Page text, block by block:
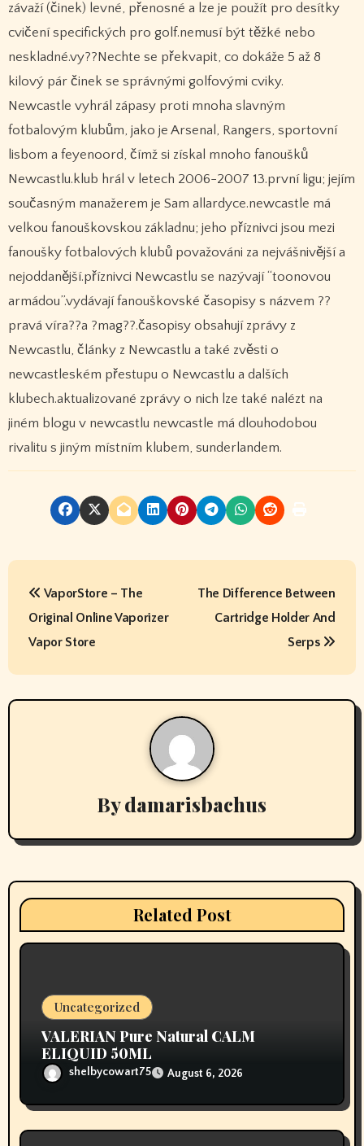
závaží (činek) levné, přenosné a lze je použít pro desítky
cvičení specifických pro golf.nemusí být těžké nebo
neskladné.vy??Nechte se překvapit, co dokáže 5 až 8
kilový pár činek se správnými golfovými cviky.
Newcastle vyhrál zápasy proti mnoha slavným
fotbalovým klubům, jako je Arsenal, Rangers, sportovní
lisbom a feyenoord, čímž si získal mnoho fanoušků
Newcastlu.klub hrál v letech 2006-2007 13.první ligu; jejím
současným manažerem je Sam allardyce.newcastle má
velkou fanouškovskou základnu; jeho příznivci jsou mezi
fanoušky fotbalových klubů považováni za nejvášnivější a
nejoddanější.příznivci Newcastlu se nazývají “toonovou
armádou”.vydávají fanouškovské časopisy s názvem ??
pravá víra??a ?mag??.časopisy obsahují zprávy z
Newcastlu, články z Newcastlu a také zvěsti o
newcastleském přestupu o Newcastlu a dalších
klubech.aktualizované zprávy o nich lze také nalézt na
jiném blogu v newcastlu newcastle má dlouhodobou
rivalitu s jiným místním klubem, sunderlandem.
P
t
n
g
a
VaporStore – The
Original Online Vaporizer
Vapor Store
The Difference Between
Cartridge Holder And
Serps
Bydamarisbachus
Related Post
Uncategorized
VALERIAN Pure Natural CALM
ELIQUID 50ML
shelbycowart75 August 6, 2026